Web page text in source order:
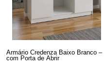
Armário Credenza Baixo Branco –
com Porta de Abrir